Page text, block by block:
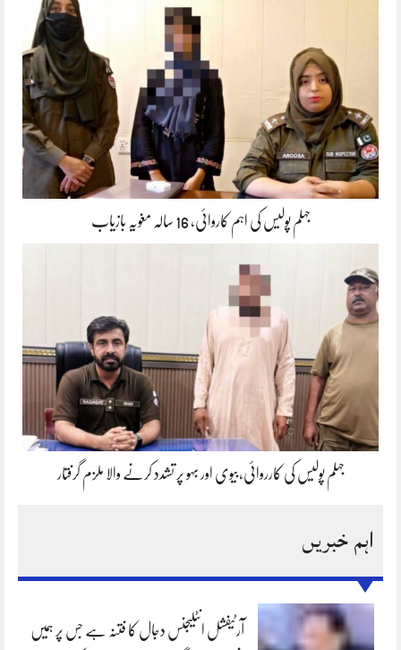
جہلم پولیس کی اہم کاروائی، 16 سالہ مغویہ بازیاب
جہلم پولیس کی کارروائی،بیوی اور بہو پر تشدد کرنے والا ملزم گرفتار
اہم خبریں
آرٹیفشل انٹلیجنس دجال کا فتنہ ہے جس پر ہمیں